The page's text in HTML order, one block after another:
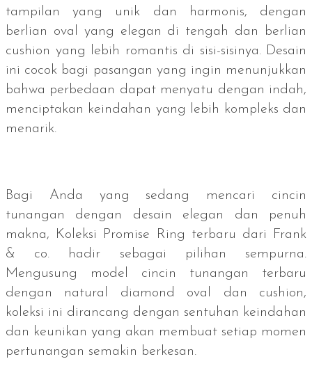
tampilan yang unik dan harmonis, dengan
berlian oval yang elegan di tengah dan berlian
cushion yang lebih romantis di sisi-sisinya. Desain
ini cocok bagi pasangan yang ingin menunjukkan
bahwa perbedaan dapat menyatu dengan indah,
menciptakan keindahan yang lebih kompleks dan
menarik.
Bagi Anda yang sedang mencari cincin
tunangan dengan desain elegan dan penuh
makna, Koleksi Promise Ring terbaru dari Frank
& co. hadir sebagai pilihan sempurna.
Mengusung model cincin tunangan terbaru
dengan natural diamond oval dan cushion,
koleksi ini dirancang dengan sentuhan keindahan
dan keunikan yang akan membuat setiap momen
pertunangan semakin berkesan.